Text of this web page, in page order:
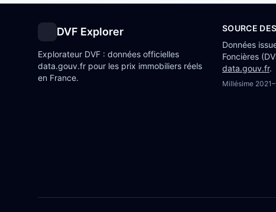
DVF Explorer
Explorateur DVF : données officielles
data.gouv.fr pour les prix immobiliers réels
en France.
SOURCE
Données
Foncières
data.gouv.fr.
Millésime